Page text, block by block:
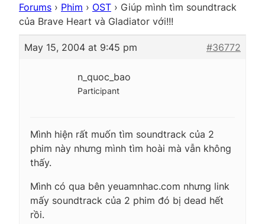
Forums › Phim › OST › Giúp mình tìm soundtrack
của Brave Heart và Gladiator với!!!
May 15, 2004 at 9:45 pm #36772
n_quoc_bao
Participant
Mình hiện rất muốn tìm soundtrack của 2
phim này nhưng mình tìm hoài mà vẫn không
thấy.
Mình có qua bên yeuamnhac.com nhưng link
mấy soundtrack của 2 phim đó bị dead hết
rồi.